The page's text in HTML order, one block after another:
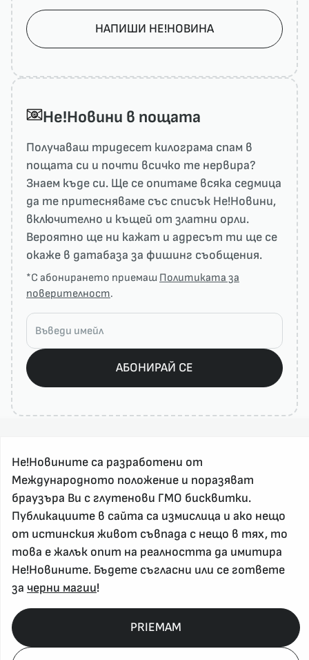
НАПИШИ НЕ!НОВИНА
He!Новини в пощата
Получаваш тридесет килограма спам в
пощата си и почти всичко те нервира?
Знаем къде си. Ще се опитаме всяка седмица
да те притесняваме със списък He!Новини,
включително и къщей от златни орли.
Вероятно ще ни кажат и адресът ти ще се
окаже в датабаза за фишинг съобщения.
*С абонирането приемаш Политиката за
поверителност.
АБОНИРАЙ СЕ
За реклама и връзка с нас, пишете на
nenovinite@gmail.com
Контакт
За нас
Напиши Не!Новина
Абонирай се
Не!Новините са разработени от
Международното положение и поразяват
браузъра Ви с глутенови ГМО бисквитки.
Публикациите в сайта са измислица и ако нещо
от истинския живот съвпада с нещо в тях, то
това е жалък опит на реалността да имитира
Не!Новините. Бъдете съгласни или се гответе
за черни магии!
PRIEMAM